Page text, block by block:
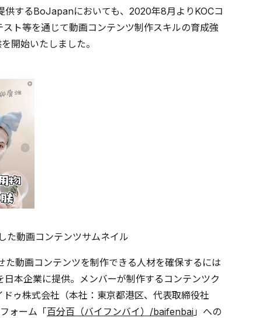
するBoJapanにおいても、2020年8月よりKOCコ
ト等を通じて動画コンテンツ制作スキルの育成強
開始いたしました。
た動画コンテンツサムネイル
動画コンテンツを制作できる人材を確保するには
本企業に提供。メンバーが制作するコンテンツク
ゥ株式会社（本社：東京都港区、代表取締役社
ォーム「百分百（バイフンバイ）/baifenbai 」への